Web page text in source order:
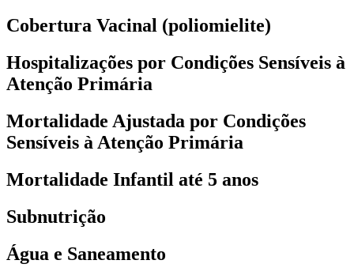
Cobertura Vacinal (poliomielite)
Hospitalizações por Condições Sensíveis à
Atenção Primária
Mortalidade Ajustada por Condições
Sensíveis à Atenção Primária
Mortalidade Infantil até 5 anos
Subnutrição
Água e Saneamento